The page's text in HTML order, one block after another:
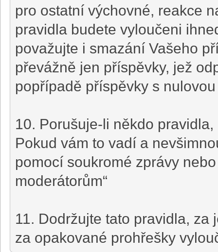
pro ostatní výchovné, reakce
pravidla budete vyloučeni
považujte i smazání Vašeho
převážně jen příspěvky, jež
popřípadě příspěvky s
10. Porušuje-li někdo
Pokud vám to vadí a
pomocí soukromé zprávy
moderátorům“
11. Dodržujte tato pravidla,
za opakované prohřešky